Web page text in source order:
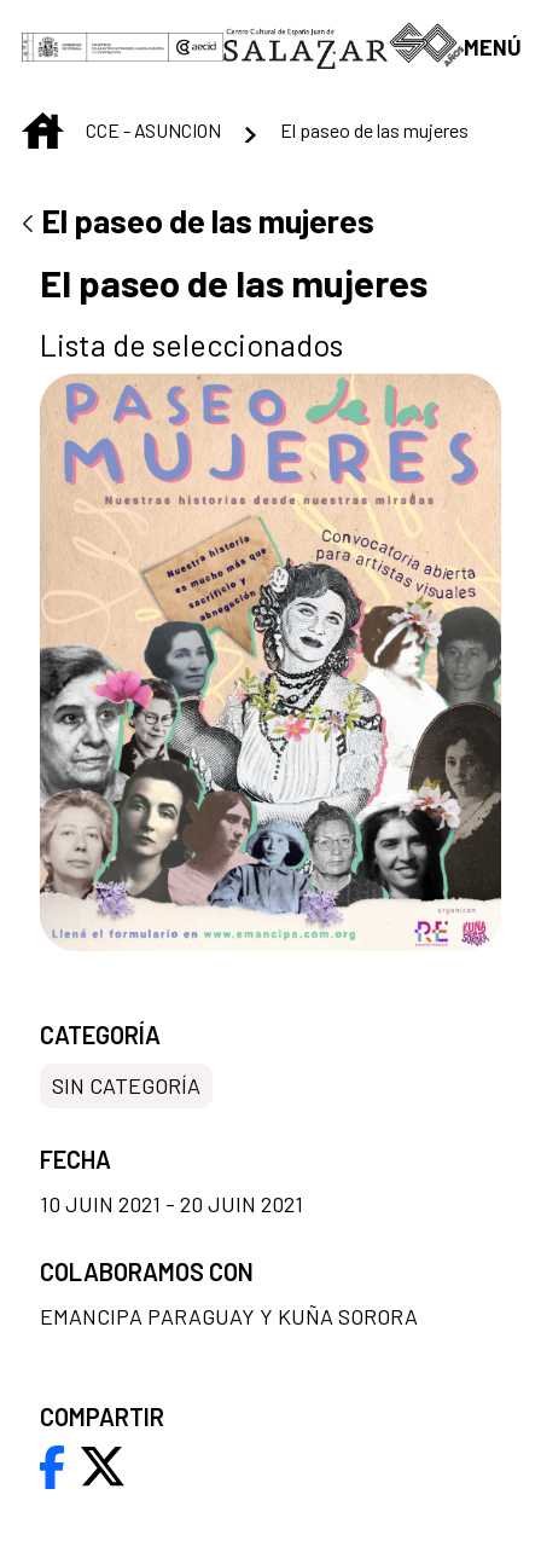
Saut au contenu principal
MENÚ
INICIOCCE - ASUNCION El paseo de las mujeres
El paseo de las mujeres
El paseo de las mujeres
Lista de seleccionados
CATEGORÍA
SIN CATEGORÍA
FECHA
10 JUIN 2021 - 20 JUIN 2021
COLABORAMOS CON
EMANCIPA PARAGUAY Y KUÑA SORORA
COMPARTIR